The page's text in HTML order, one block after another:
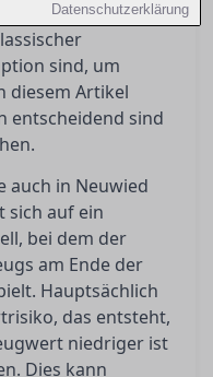
Datenschutzerklärung
ob
sind, um
diesem Artikel
entscheidend sind
auch in Neuwied
sich auf ein
bei dem der
am Ende der
Hauptsächlich
das entsteht,
niedriger ist
Dies kann